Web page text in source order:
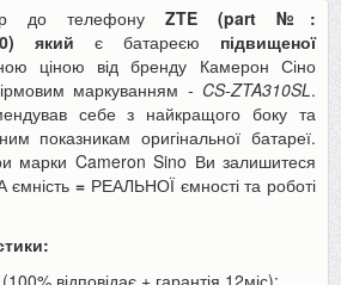
до телефону ZTE (part №:
який є батареєю підвищеної
ціною від бренду Камерон Сіно
маркуванням - CS-ZTA310SL.
себе з найкращого боку та
показникам оригінальної батареї.
марки Cameron Sino Ви залишитеся
ємність= РЕАЛЬНОЇ ємності та роботі
відповідає + гарантія 12міс);